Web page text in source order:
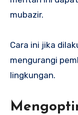
mubazir.
Cara ini jika
mengurangi
lingkungan.